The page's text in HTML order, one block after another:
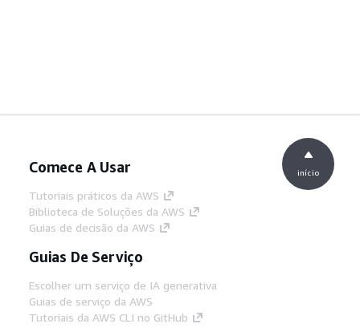
Comece A Usar
Tutoriais práticos da AWS
Biblioteca de Soluções da AWS
Guias de decisão da AWS
Guias De Serviço
Escolher um serviço de IA generativa
Guias de serviço da AWS
Tutoriais da AWS CLI no GitHub
início